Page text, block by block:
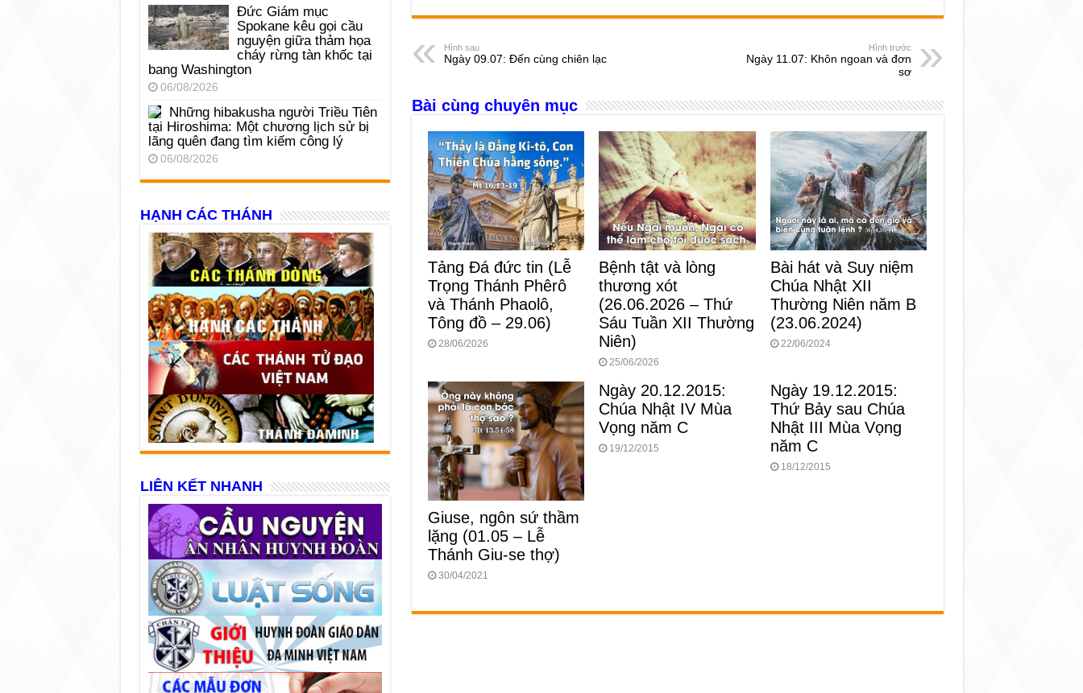
c
e
b
o
o
k
ss
n
g
er
at
s
A
p
p
e
d
s
er ail ar
Hình sau
Ngày 09.07: Đến cùng chiên lạc
Hình trước
Ngày 11.07: Khôn ngoan và đơn
sơ
Bài cùng chuyên mục
Tảng Đá đức tin (Lễ
Trọng Thánh Phêrô
và Thánh Phaolô,
Tông đồ – 29.06)
28/06/2026
Bệnh tật và lòng
thương xót
(26.06.2026 – Thứ
Sáu Tuần XII Thường
Niên)
25/06/2026
Bài hát và Suy niệm
Chúa Nhật XII
Thường Niên năm B
(23.06.2024)
22/06/2024
Giuse, ngôn sứ thầm
lặng (01.05 – Lễ
Thánh Giu-se thợ)
30/04/2021
Ngày 20.12.2015:
Chúa Nhật IV Mùa
Vọng năm C
19/12/2015
Ngày 19.12.2015:
Thứ Bảy sau Chúa
Nhật III Mùa Vọng
năm C
18/12/2015
Đức Giám mục
Spokane kêu gọi cầu
nguyện giữa thảm họa
cháy rừng tàn khốc tại
bang Washington
06/08/2026
Những hibakusha người Triều Tiên
tại Hiroshima: Một chương lịch sử bị
lãng quên đang tìm kiếm công lý
06/08/2026
HẠNH CÁC THÁNH
LIÊN KẾT NHANH